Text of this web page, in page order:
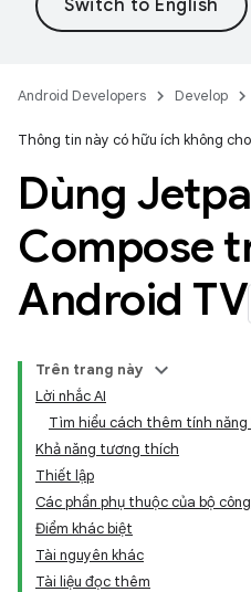
Android Developers Develop
Thông tin này có hữu ích không
Dùng
Compose
Android TV
Trên trang này
Lời nhắc AI
Tìm hiểu cách thêm tính
Khả năng tương thích
Thiết lập
Các phần phụ thuộc của bộ
Điểm khác biệt
Tài nguyên khác
Tài liệu đọc thêm